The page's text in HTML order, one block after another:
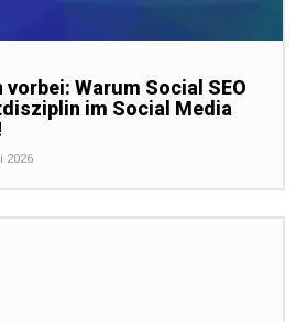
Warum Social SEO
im Social Media
2026